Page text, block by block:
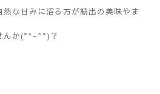
な甘みに沼る方が続出の美味やま
んか(*^-^*)？